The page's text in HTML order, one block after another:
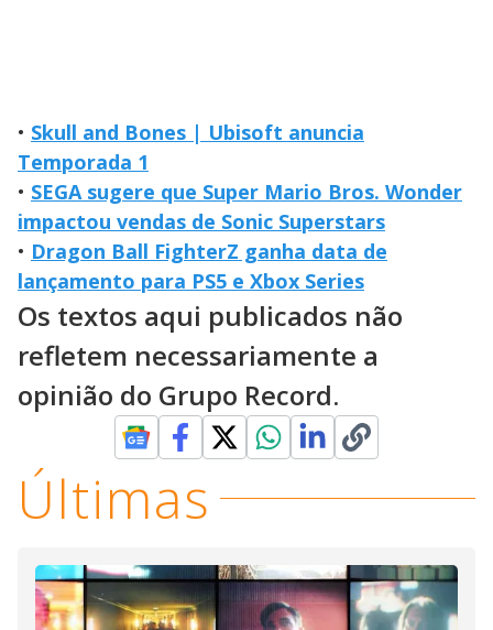
• Skull and Bones | Ubisoft anuncia
Temporada 1
• SEGA sugere que Super Mario Bros. Wonder
impactou vendas de Sonic Superstars
• Dragon Ball FighterZ ganha data de
lançamento para PS5 e Xbox Series
Os textos aqui publicados não
refletem necessariamente a
opinião do Grupo Record.
Últimas